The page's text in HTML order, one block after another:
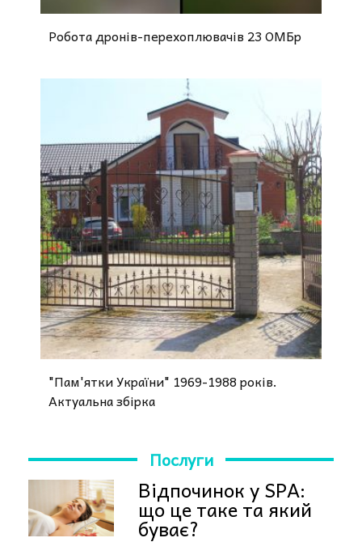
Робота дронів-перехоплювачів 23 ОМБр
"Пам'ятки України" 1969-1988 років.
Актуальна збірка
Послуги
Відпочинок у SPA:
що це таке та який
буває?